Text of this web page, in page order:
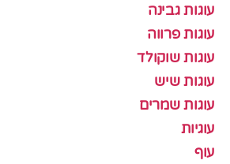
עוגות גבינה
עוגות פרווה
עוגות שוקולד
עוגות שיש
עוגות שמרים
עוגיות
עוף